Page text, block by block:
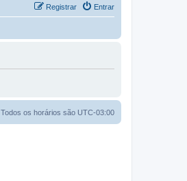
Entrar
Registrar
Todos os horários são UTC-03:00